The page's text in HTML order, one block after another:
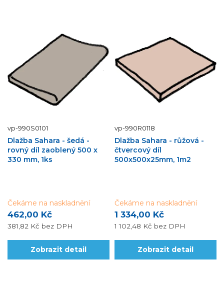
vp-990S0101
Dlažba Sahara - šedá -
rovný díl zaoblený 500 x
330 mm, 1ks
462,00 Kč
381,82 Kč bez DPH
Čekáme na naskladnění
Zobrazit detail
vp-990R0118
Dlažba Sahara - růžová -
čtvercový díl
500x500x25mm, 1m2
1 334,00 Kč
1 102,48 Kč bez DPH
Čekáme na naskladnění
Zobrazit detail